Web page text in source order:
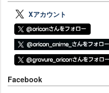
Xアカウント
Facebook